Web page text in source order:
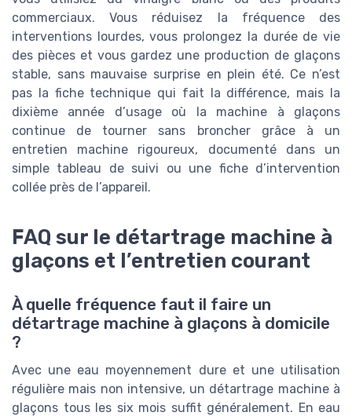
commerciaux. Vous réduisez la fréquence des
interventions lourdes, vous prolongez la durée de vie
des pièces et vous gardez une production de glaçons
stable, sans mauvaise surprise en plein été. Ce n’est
pas la fiche technique qui fait la différence, mais la
dixième année d’usage où la machine à glaçons
continue de tourner sans broncher grâce à un
entretien machine rigoureux, documenté dans un
simple tableau de suivi ou une fiche d’intervention
collée près de l’appareil.
FAQ sur le détartrage machine à
glaçons et l’entretien courant
À quelle fréquence faut il faire un
détartrage machine à glaçons à domicile
?
Avec une eau moyennement dure et une utilisation
régulière mais non intensive, un détartrage machine à
glaçons tous les six mois suffit généralement. En eau